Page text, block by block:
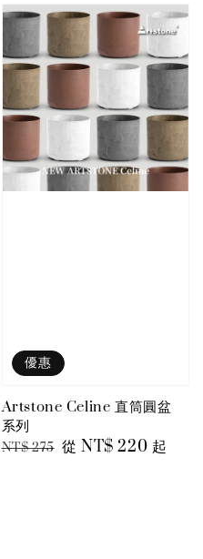
優惠
Artstone Celine 直筒圓盆
系列
Regular
NT$ 275 Sale
從 NT$ 220 起